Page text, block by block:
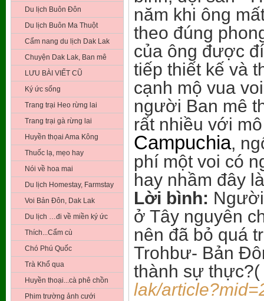
Du lịch Buôn Đôn
Du lịch Buôn Ma Thuột
Cẩm nang du lịch Dak Lak
Chuyện Dak Lak, Ban mê
LƯU BÀI VIẾT CŨ
Ký ức sống
Trang trại Heo rừng lai
Trang trại gà rừng lai
Huyền thọai Ama Kông
Thuốc lạ, mẹo hay
Nói về hoa mai
Du lịch Homestay, Farmstay
Voi Bản Đôn, Dak Lak
Du lịch …đi về miền ký ức
Thích...Cẩm cù
Chó Phú Quốc
Trà Khổ qua
Huyền thoại...cà phê chồn
Phim trường ảnh cưới
năm khi ông
theo đúng
của ông được
tiếp thiết kế và
cạnh mộ vua
người Ban mê
rất nhiều với
Campuchia,
phí một voi có
hay nhầm đây
Lời bình:
ở Tây nguyên
nên đã bỏ quá
Trohbư- Bản
thành sự thực?(
lak/